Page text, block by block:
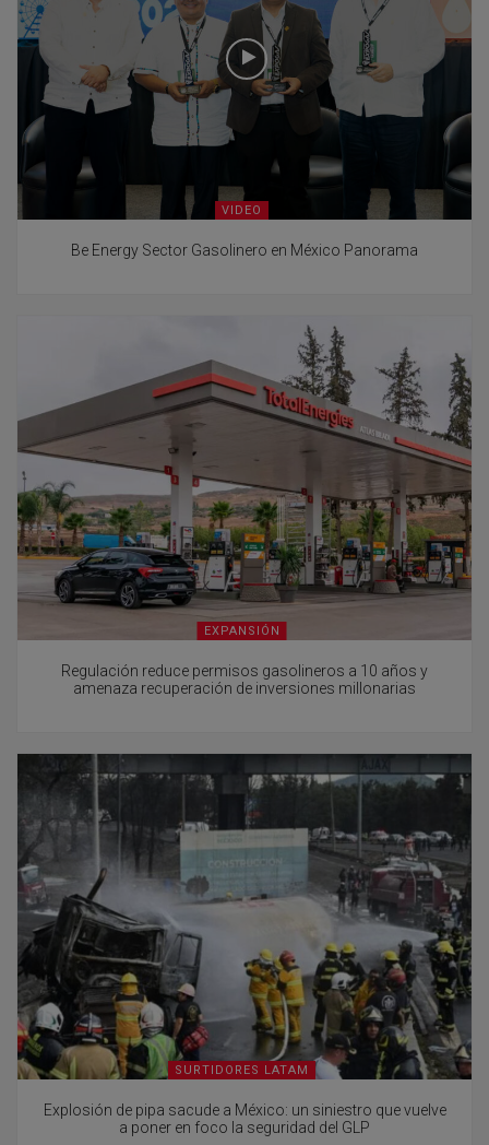
VIDEO
Be Energy Sector Gasolinero en México Panorama
EXPANSIÓN
Regulación reduce permisos gasolineros a 10 años y
amenaza recuperación de inversiones millonarias
SURTIDORES LATAM
Explosión de pipa sacude a México: un siniestro que vuelve
a poner en foco la seguridad del GLP